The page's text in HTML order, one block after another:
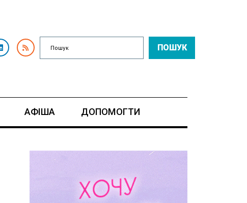
ПОШУК
АФІША ДОПОМОГТИ